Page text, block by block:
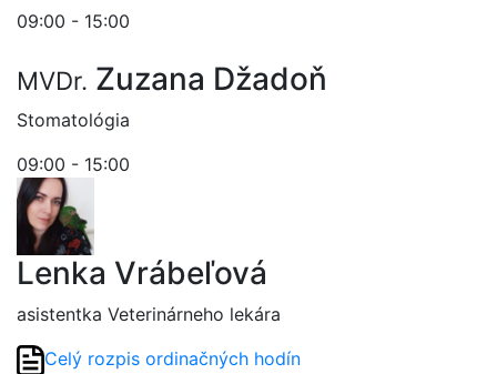
09:00 - 15:00
MVDr. Zuzana Džadoň
Stomatológia
09:00 - 15:00
Lenka Vrábeľová
asistentka Veterinárneho lekára
Celý rozpis ordinačných hodín